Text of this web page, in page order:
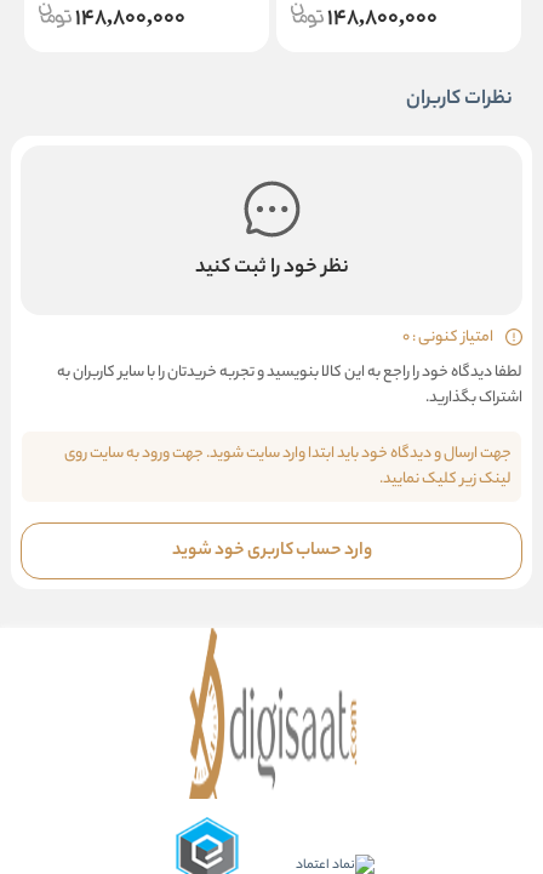
148,800,000
148,800,000
نظرات کاربران
نظر خود را ثبت کنید
امتیاز کنونی : 0
لطفا دیدگاه خود را راجع به این کالا بنویسید و تجربه خریدتان را با سایر کاربران به
اشتراک بگذارید.
جهت ارسال و دیدگاه خود باید ابتدا وارد سایت شوید. جهت ورود به سایت روی
لینک زیر کلیک نمایید.
وارد حساب کاربری خود شوید